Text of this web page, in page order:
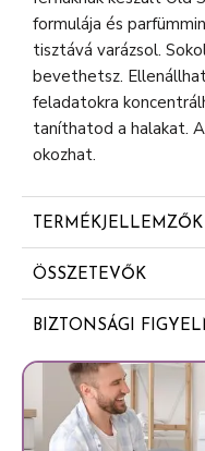
formulája és
tisztává varázsol.
bevethetsz.
feladatokra
taníthatod a halakat.
okozhat.
TERMÉKJELLEMZŐK
ÜDV A HOSSZAN
sampon és
arról, hogy tetőtől
étcsoki, a
MÉLYTISZTÍTÓ
élményét! A 3 az
ÖSSZETEVŐK
Cocamidopropyl
Sodium Chloride
Parfum
BIZTONSÁGI
Not Applicable